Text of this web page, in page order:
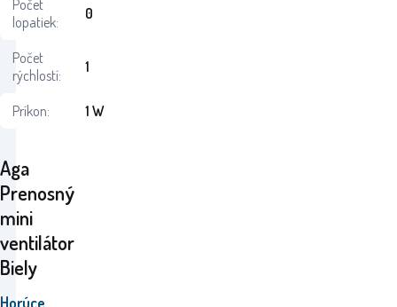
Aga
Prenosný
mini
ventilátor
Biely
Horúce
Počet
lopatiek:
0
Počet
rýchlostí:
1
Príkon: 1 W